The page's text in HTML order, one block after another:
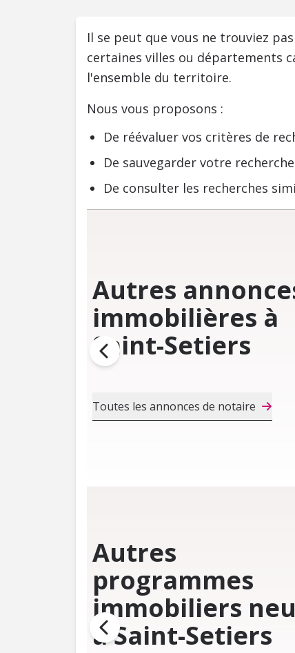
Il se peut que vous ne trouviez
certaines villes ou départements
l'ensemble du territoire.
Nous vous proposons :
De réévaluer vos critères de
De sauvegarder votre
De consulter les recherches
Autres
immobilières à
Saint-Setiers
Toutes les annonces de notaire
Autres
programmes
immobiliers
à Saint-Setiers